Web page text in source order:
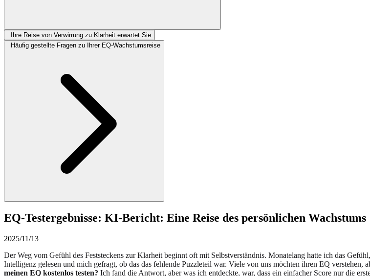
Ihre Reise von Verwirrung zu Klarheit erwartet Sie
Häufig gestellte Fragen zu Ihrer EQ-Wachstumsreise
EQ-Testergebnisse: KI-Bericht: Eine Reise des persönlichen Wachstums
2025/11/13
Der Weg vom Gefühl des Feststeckens zur Klarheit beginnt oft mit Selbstverständnis. Monatelang hatte ich das
Intelligenz gelesen und mich gefragt, ob das das fehlende Puzzleteil war. Viele von uns möchten ihren EQ
meinen EQ kostenlos testen? Ich fand die Antwort, aber was ich entdeckte, war, dass ein einfacher Score nur die